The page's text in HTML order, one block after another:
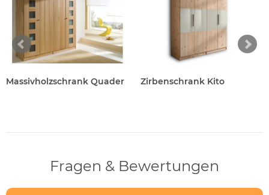
Massivholzschrank Quader Zirbenschrank Kito
Fragen & Bewertungen